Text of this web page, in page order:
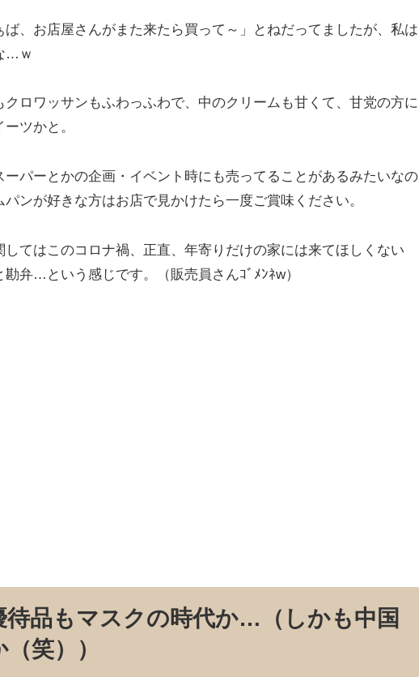
ば、お店屋さんがまた来たら買って～」とねだってましたが、私は
…ｗ
クロワッサンもふわっふわで、中のクリームも甘くて、甘党の方に
ツかと。
ーパーとかの企画・イベント時にも売ってることがあるみたいなの
パンが好きな方はお店で見かけたら一度ご賞味ください。
してはこのコロナ禍、正直、年寄りだけの家には来てほしくない
勘弁…という感じです。（販売員さんｺﾞﾒﾝﾈw）
待品もマスクの時代か…（しかも中国
笑））